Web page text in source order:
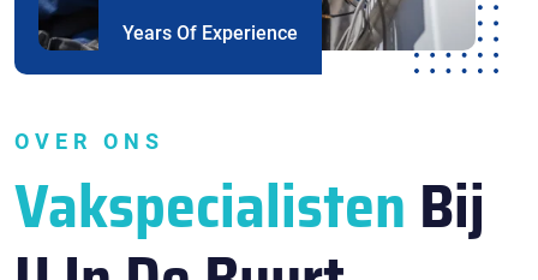
Years Of Experience
OVER ONS
Vakspecialisten Bij